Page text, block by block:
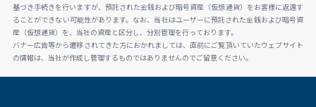
基づき手続きを行いますが、預託された金銭および暗号資産（仮想通貨）をお客様に返還す
ることができない可能性があります。なお、当社はユーザーに預託された金銭および暗号資
産（仮想通貨）を、当社の資産と区分し、分別管理を行っております。
バナー広告等から遷移されてきた方におかれましては、直前にご覧頂いていたウェブサイト
の情報は、当社が作成し管理するものではありませんのでご留意ください。